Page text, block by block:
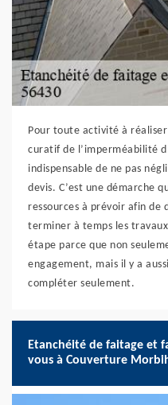
Pour toute activité à
curatif de l’imperméabilité
indispensable de ne pas
devis. C’est une démarche
ressources à prévoir afin
terminer à temps les
étape parce que non
engagement, mais il y a
compléter seulement.
Etanchéité de faitage et
vous à Couverture